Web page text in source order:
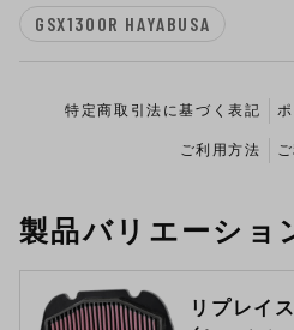
GSX1300R HAYABUSA
特定商取引法に基づく表記
ご利用方法
製品バリエーショ
リプレイ